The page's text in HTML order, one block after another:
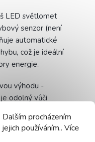
procházením
používáním.. Více
LED světlomet
senzor (není
automatické
což je ideální
energie.
výhodu -
odolný vůči
na jiných místech,